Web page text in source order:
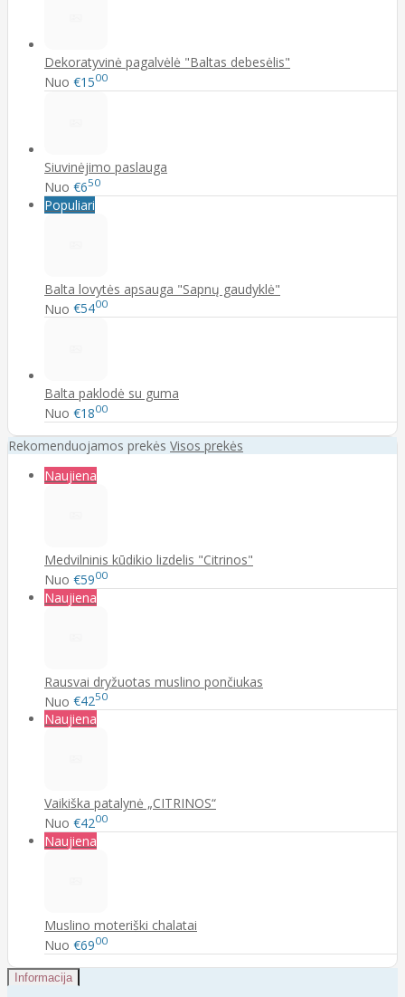
Dekoratyvinė pagalvėlė "Baltas debesėlis"
Nuo €1500
Siuvinėjimo paslauga
Nuo €650
Populiari
Balta lovytės apsauga "Sapnų gaudyklė"
Nuo €5400
Balta paklodė su guma
Nuo €1800
Rekomenduojamos prekės Visos prekės
Naujiena
Medvilninis kūdikio lizdelis "Citrinos"
Nuo €5900
Naujiena
Rausvai dryžuotas muslino pončiukas
Nuo €4250
Naujiena
Vaikiška patalynė „CITRINOS“
Nuo €4200
Naujiena
Muslino moteriški chalatai
Nuo €6900
Informacija